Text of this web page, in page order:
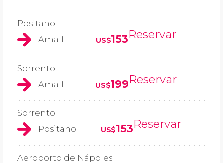
Positano
Amalfi
US$153Reservar
Sorrento
Amalfi
US$199Reservar
Sorrento
Positano
US$153Reservar
Aeroporto de Nápoles